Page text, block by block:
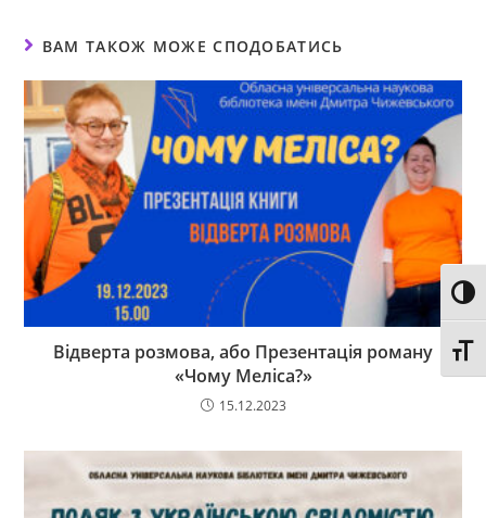
ВАМ ТАКОЖ МОЖЕ СПОДОБАТИСЬ
Відверта розмова, або Презентація роману
«Чому Меліса?»
15.12.2023